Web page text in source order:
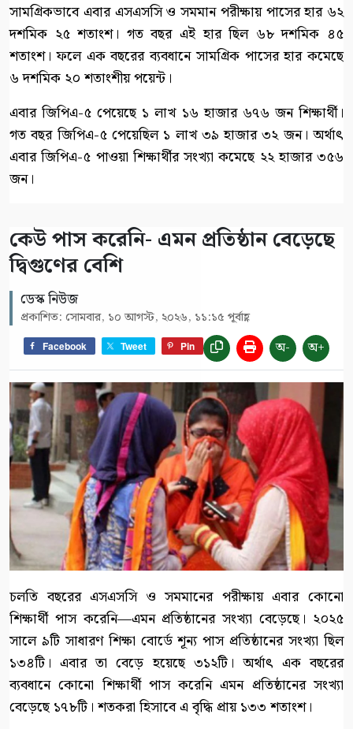
সামগ্রিকভাবে এবার এসএসসি ও সমমান পরীক্ষায় পাসের হার ৬২
দশমিক ২৫ শতাংশ। গত বছর এই হার ছিল ৬৮ দশমিক ৪৫
শতাংশ। ফলে এক বছরের ব্যবধানে সামগ্রিক পাসের হার কমেছে
৬ দশমিক ২০ শতাংশীয় পয়েন্ট।
এবার জিপিএ-৫ পেয়েছে ১ লাখ ১৬ হাজার ৬৭৬ জন শিক্ষার্থী।
গত বছর জিপিএ-৫ পেয়েছিল ১ লাখ ৩৯ হাজার ৩২ জন। অর্থাৎ
এবার জিপিএ-৫ পাওয়া শিক্ষার্থীর সংখ্যা কমেছে ২২ হাজার ৩৫৬
জন।
কেউ পাস করেনি- এমন প্রতিষ্ঠান বেড়েছে
দ্বিগুণের বেশি
ডেস্ক নিউজ
প্রকাশিত: সোমবার, ১০ আগস্ট, ২০২৬, ১১:১৫ পূর্বাহ্ণ
Facebook Tweet Pin অ- অ+
চলতি বছরের এসএসসি ও সমমানের পরীক্ষায় এবার কোনো
শিক্ষার্থী পাস করেনি—এমন প্রতিষ্ঠানের সংখ্যা বেড়েছে। ২০২৫
সালে ৯টি সাধারণ শিক্ষা বোর্ডে শূন্য পাস প্রতিষ্ঠানের সংখ্যা ছিল
১৩৪টি। এবার তা বেড়ে হয়েছে ৩১২টি। অর্থাৎ এক বছরের
ব্যবধানে কোনো শিক্ষার্থী পাস করেনি এমন প্রতিষ্ঠানের সংখ্যা
বেড়েছে ১৭৮টি। শতকরা হিসাবে এ বৃদ্ধি প্রায় ১৩৩ শতাংশ।